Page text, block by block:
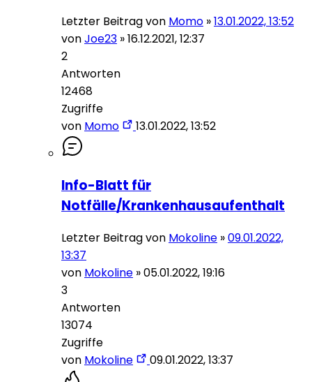
Letzter Beitrag von Momo »13.01.2022, 13:52
vonJoe23 »16.12.2021, 12:37
2
Antworten
12468
Zugriffe
von Momo 13.01.2022, 13:52
Info-Blatt für
Notfälle/Krankenhausaufenthalt
Letzter Beitrag von Mokoline »09.01.2022,
13:37
von Mokoline »05.01.2022, 19:16
3
Antworten
13074
Zugriffe
von Mokoline 09.01.2022, 13:37